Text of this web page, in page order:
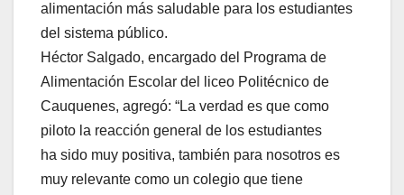
alimentación más saludable para los estudiantes
del sistema público.
Héctor Salgado, encargado del Programa de
Alimentación Escolar del liceo Politécnico de
Cauquenes, agregó: “La verdad es que como
piloto la reacción general de los estudiantes
ha sido muy positiva, también para nosotros es
muy relevante como un colegio que tiene